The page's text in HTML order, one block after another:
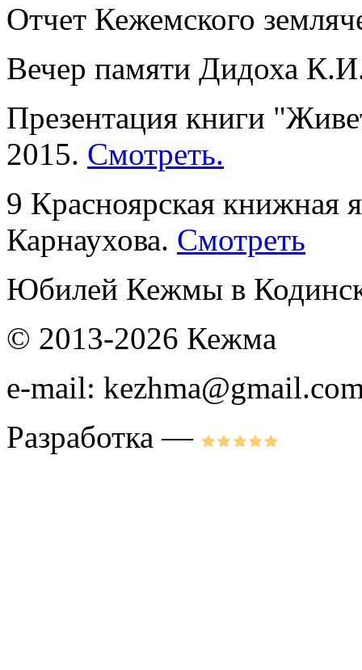
Отчет Кежемского
Вечер памяти Дидоха
Презентация книги
2015. Смотреть.
9 Красноярская книжная
Карнаухова. Смотреть
Юбилей Кежмы в
© 2013-2026 Кежма
e-mail:
Разработка —